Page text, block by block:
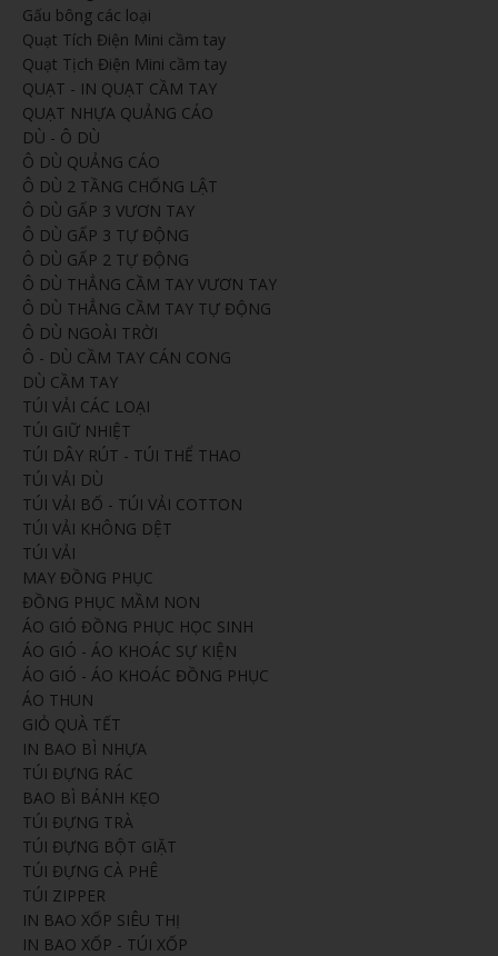
Gấu bông các loại
Quạt Tích Điện Mini cầm tay
Quạt Tịch Điện Mini cầm tay
QUẠT - IN QUẠT CẦM TAY
QUẠT NHỰA QUẢNG CÁO
DÙ - Ô DÙ
Ô DÙ QUẢNG CÁO
Ô DÙ 2 TẦNG CHỐNG LẬT
Ô DÙ GẤP 3 VƯƠN TAY
Ô DÙ GẤP 3 TỰ ĐỘNG
Ô DÙ GẤP 2 TỰ ĐỘNG
Ô DÙ THẲNG CẦM TAY VƯƠN TAY
Ô DÙ THẲNG CẦM TAY TỰ ĐỘNG
Ô DÙ NGOÀI TRỜI
Ô - DÙ CẦM TAY CÁN CONG
DÙ CẦM TAY
TÚI VẢI CÁC LOẠI
TÚI GIỮ NHIỆT
TÚI DÂY RÚT - TÚI THỂ THAO
TÚI VẢI DÙ
TÚI VẢI BỐ - TÚI VẢI COTTON
TÚI VẢI KHÔNG DỆT
TÚI VẢI
MAY ĐỒNG PHỤC
ĐỒNG PHỤC MẦM NON
ÁO GIÓ ĐỒNG PHỤC HỌC SINH
ÁO GIÓ - ÁO KHOÁC SỰ KIỆN
ÁO GIÓ - ÁO KHOÁC ĐỒNG PHỤC
ÁO THUN
GIỎ QUÀ TẾT
IN BAO BÌ NHỰA
TÚI ĐỰNG RÁC
BAO BÌ BÁNH KẸO
TÚI ĐỰNG TRÀ
TÚI ĐỰNG BỘT GIẶT
TÚI ĐỰNG CÀ PHÊ
TÚI ZIPPER
IN BAO XỐP SIÊU THỊ
IN BAO XỐP - TÚI XỐP